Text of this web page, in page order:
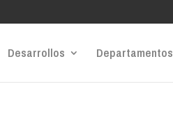
Desarrollos Departamentos